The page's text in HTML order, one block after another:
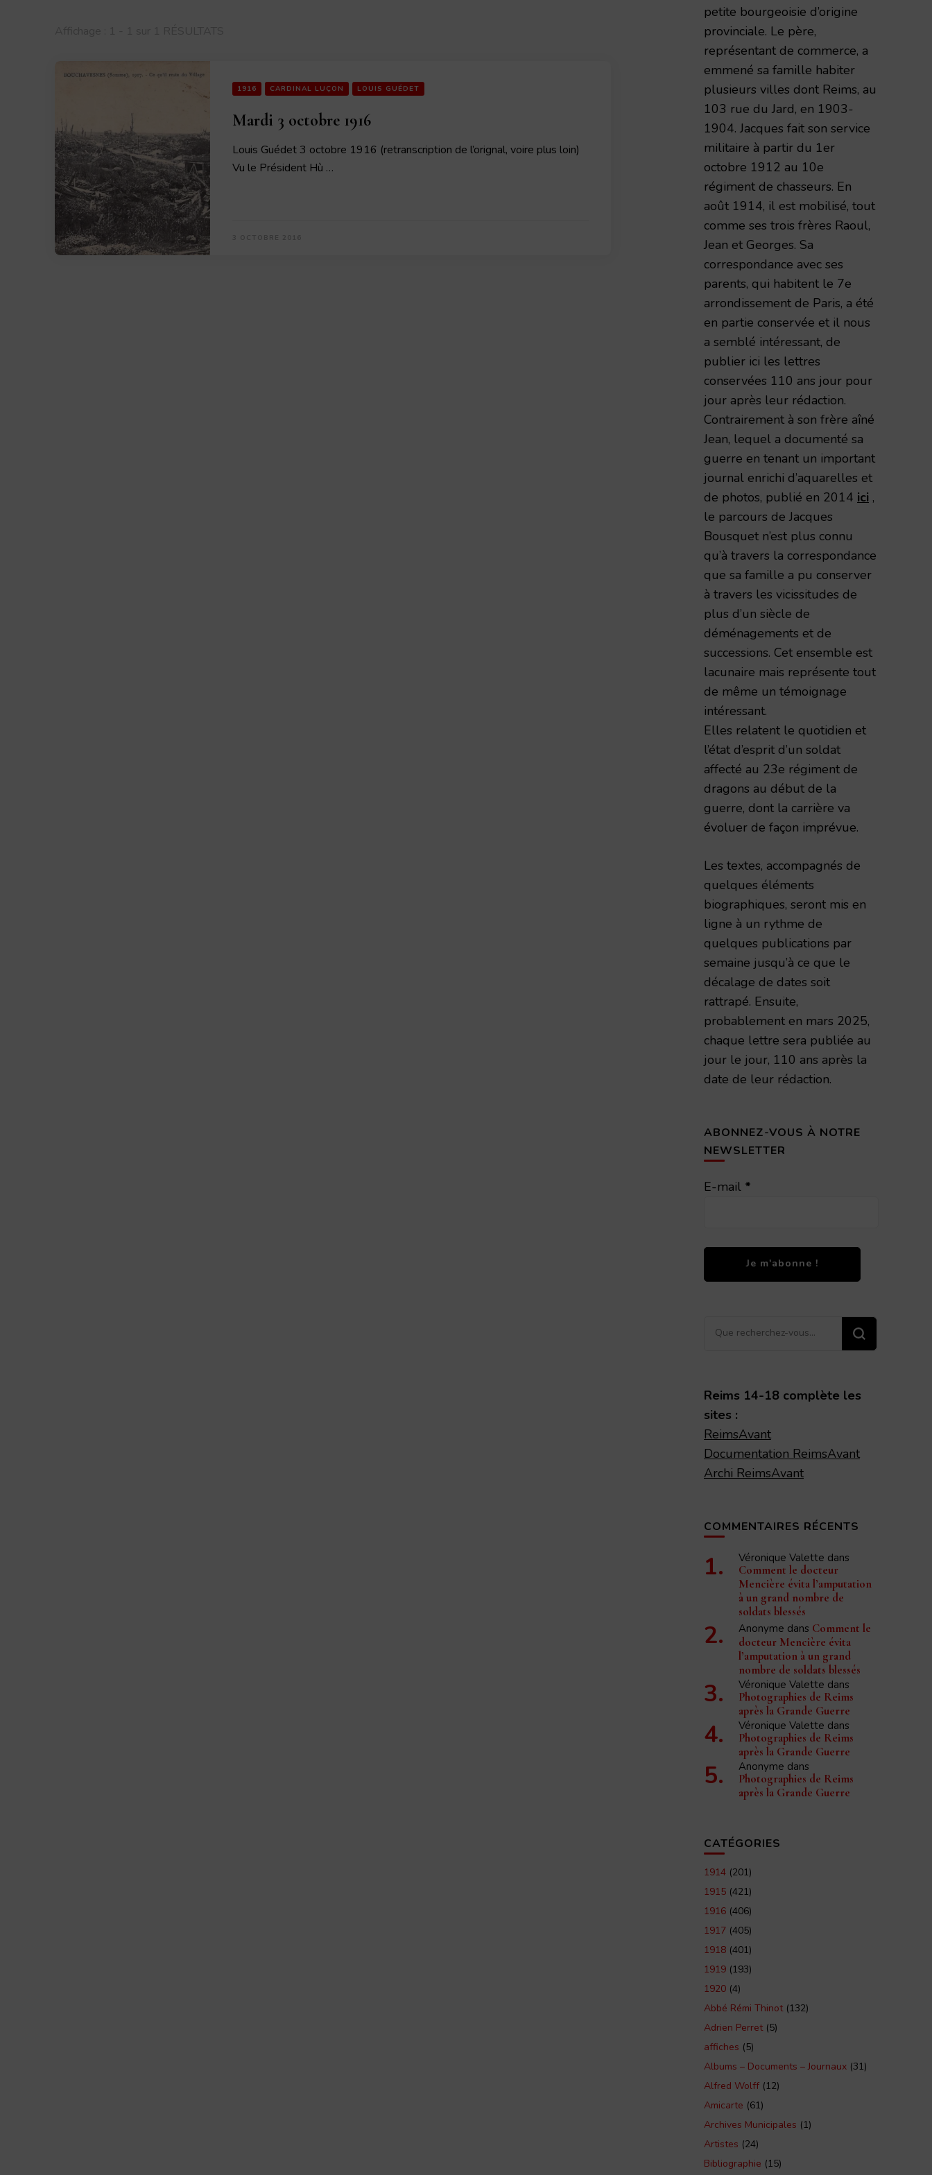
1916 CARDINAL LUÇON LOUIS GUÉDET
Mardi 3 octobre 1916
Louis Guédet 3 octobre 1916 (retranscription de l’orignal, voire plus loin)
Vu le Président Hù …
petite bourgeoisie d’origine
provinciale. Le père,
représentant de commerce, a
emmené sa famille habiter
plusieurs villes dont Reims, au
103 rue du Jard, en 1903-
1904. Jacques fait son service
militaire à partir du 1er
octobre 1912 au 10e
régiment de chasseurs. En
août 1914, il est mobilisé, tout
comme ses trois frères Raoul,
Jean et Georges. Sa
correspondance avec ses
parents, qui habitent le 7e
arrondissement de Paris, a été
en partie conservée et il nous
a semblé intéressant, de
publier ici les lettres
conservées 110 ans jour pour
jour après leur rédaction.
Contrairement à son frère aîné
Jean, lequel a documenté sa
guerre en tenant un important
journal enrichi d’aquarelles et
de photos, publié en 2014 ici ,
le parcours de Jacques
Bousquet n’est plus connu
qu’à travers la correspondance
que sa famille a pu conserver
à travers les vicissitudes de
plus d’un siècle de
déménagements et de
successions. Cet ensemble est
lacunaire mais représente tout
de même un témoignage
intéressant.
Elles relatent le quotidien et
l’état d’esprit d’un soldat
affecté au 23e régiment de
dragons au début de la
guerre, dont la carrière va
évoluer de façon imprévue.
Les textes, accompagnés de
quelques éléments
biographiques, seront mis en
ligne à un rythme de
quelques publications par
semaine jusqu’à ce que le
décalage de dates soit
rattrapé. Ensuite,
probablement en mars 2025,
chaque lettre sera publiée au
jour le jour, 110 ans après la
date de leur rédaction.
ABONNEZ-VOUS À NOTRE
NEWSLETTER
E-mail *
Vous
Reims 14-18 complète les
sites :
ReimsAvant
Documentation ReimsAvant
Archi ReimsAvant
COMMENTAIRES RÉCENTS
Véronique Valette dans
Comment le docteur
Mencière évita l’amputation
à un grand nombre de
soldats blessés
Anonyme dans Comment le
docteur Mencière évita
l’amputation à un grand
nombre de soldats blessés
Véronique Valette dans
Photographies de Reims
après la Grande Guerre
Véronique Valette dans
Photographies de Reims
après la Grande Guerre
Anonyme dans
Photographies de Reims
après la Grande Guerre
CATÉGORIES
1914 (201)
1915 (421)
1916 (406)
1917 (405)
1918 (401)
1919 (193)
1920 (4)
Abbé Rémi Thinot(132)
Adrien Perret(5)
affiches (5)
Albums – Documents – Journaux (31)
Alfred Wolff (12)
Amicarte (61)
Archives Municipales (1)
Artistes (24)
Bibliographie (15)